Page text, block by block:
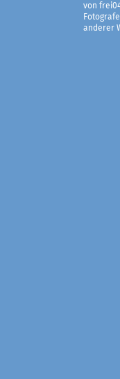
von
anderer